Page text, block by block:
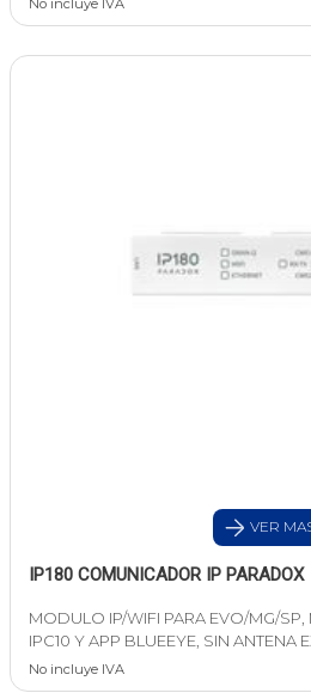
No incluye IVA
VER
IP180 COMUNICADOR IP PARADOX
MODULO IP/WIFI PARA EVO/MG/SP,
IPC10 Y APP BLUEEYE, SIN ANTENA
No incluye IVA